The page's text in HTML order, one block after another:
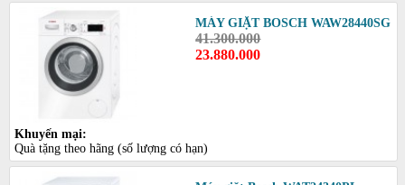
MÁY GIẶT BOSCH WAW28440SG
41.300.000
23.880.000
Khuyến mại:
Quà tặng theo hãng (số lượng có hạn)